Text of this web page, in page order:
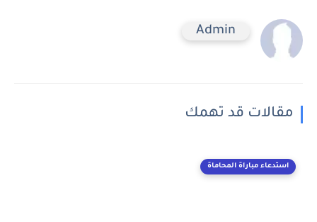
Admin
مقالات قد تهمك
استدعاء مباراة المحاماة